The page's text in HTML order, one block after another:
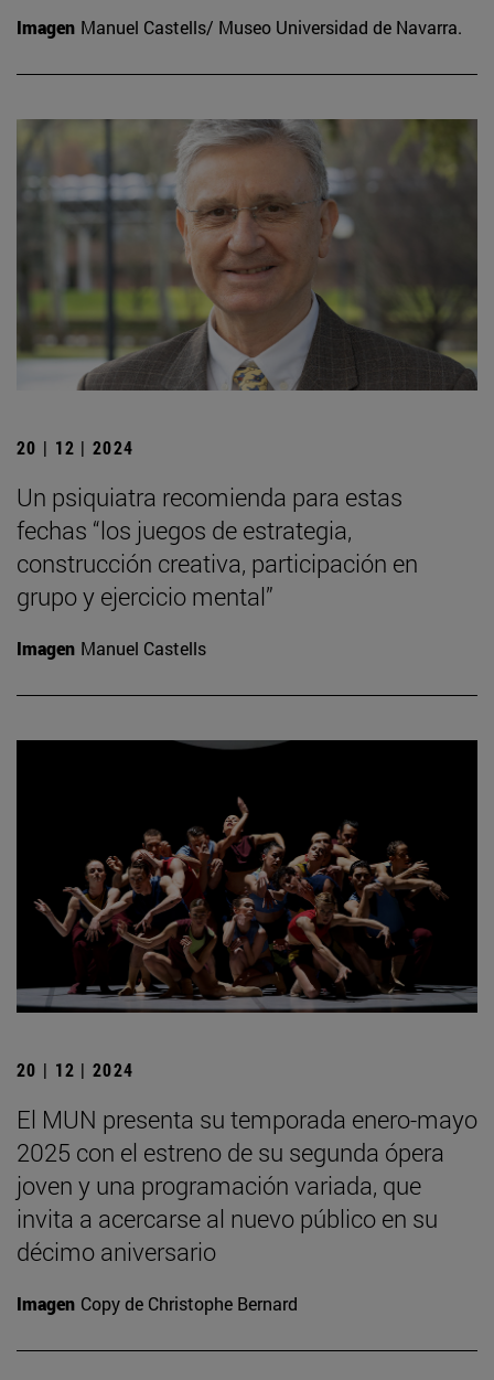
Imagen Manuel Castells/ Museo Universidad de Navarra.
20 | 12 | 2024
Un psiquiatra recomienda para estas
fechas “los juegos de estrategia,
construcción creativa, participación en
grupo y ejercicio mental”
Imagen Manuel Castells
20 | 12 | 2024
El MUN presenta su temporada enero-mayo
2025 con el estreno de su segunda ópera
joven y una programación variada, que
invita a acercarse al nuevo público en su
décimo aniversario
Imagen Copy de Christophe Bernard